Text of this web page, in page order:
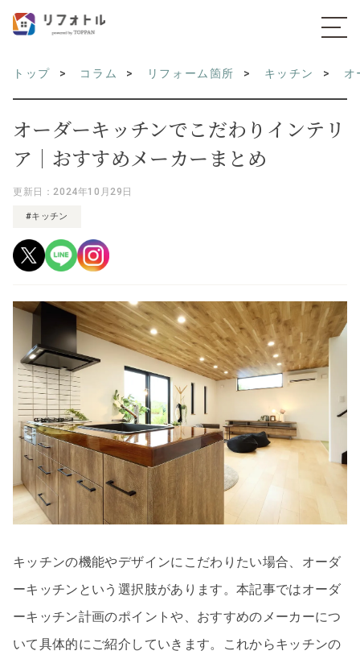
トップ コラム リフォーム箇所 キッチン オ
オーダーキッチンでこだわりインテリ
ア｜おすすめメーカーまとめ
更新日：2024年10月29日
#キッチン
キッチンの機能やデザインにこだわりたい場合、オーダ
ーキッチンという選択肢があります。本記事ではオーダ
ーキッチン計画のポイントや、おすすめのメーカーにつ
いて具体的にご紹介していきます。これからキッチンの